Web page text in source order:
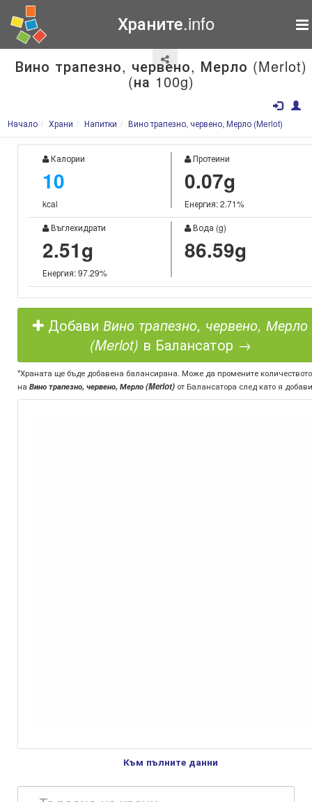
Храните.info
Вино трапезно, червено, Мерло (Merlot)
(на 100g)
Начало Храни Напитки Вино трапезно, червено, Мерло (Merlot)
Калории
10
kcal
Протеини
0.07g
Енергия: 2.71%
Въглехидрати
2.51g
Енергия: 97.29%
Вода (g)
86.59g
Добави Вино трапезно, червено, Мерло
(Merlot) в Балансатор →
*Храната ще бъде добавена балансирана. Може да промените количеството
на Вино трапезно, червено, Мерло (Merlot) от Балансатора след като я
Към пълните данни